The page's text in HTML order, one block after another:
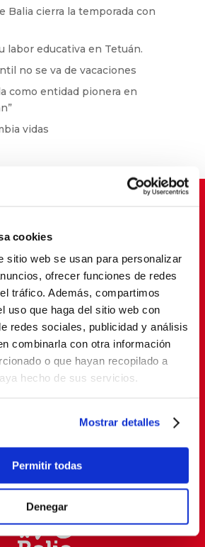
cookies
sitio web se usan para personalizar
ofrecer funciones de redes
tráfico. Además, compartimos
uso que haga del sitio web con
redes sociales, publicidad y análisis
combinarla con otra información
o que hayan recopilado a
hecho de sus servicios.
Mostrar detalles
Permitir todas
Denegar
Balia cierra la temporada con
labor educativa en Tetuán.
no se va de vacaciones
como entidad pionera en
vidas
cambiar vidas